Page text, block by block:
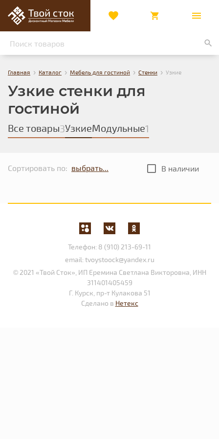
Главная › Каталог › Мебель для гостиной › Стенки › Узкие
Узкие стенки для
гостиной
Все товары3УзкиеМодульные1
Сортировать по: В наличии
Телефон: 8 (910) 213-69-11
email: tvoystoock@yandex.ru
© 2021 «Твой Сток», ИП Еремина Светлана Викторовна, ИНН
311401405459
Г. Курск, пр-т Кулакова 51
Сделано в Нетекс